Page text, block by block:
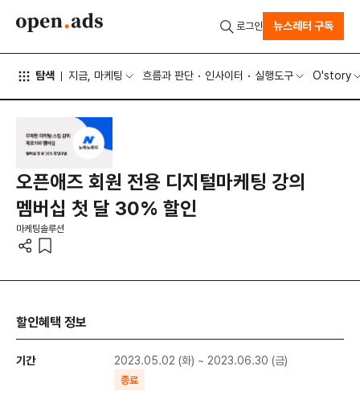
탐색 지금, 마케팅 흐름과 판단 인사이터 실행도구 O'story
로그인 뉴스레터 구독
오픈애즈 회원 전용 디지털마케팅 강의
멤버십 첫 달 30% 할인
마케팅솔루션
할인혜택 정보
기간 2023.05.02 (화) ~ 2023.06.30 (금)
종료